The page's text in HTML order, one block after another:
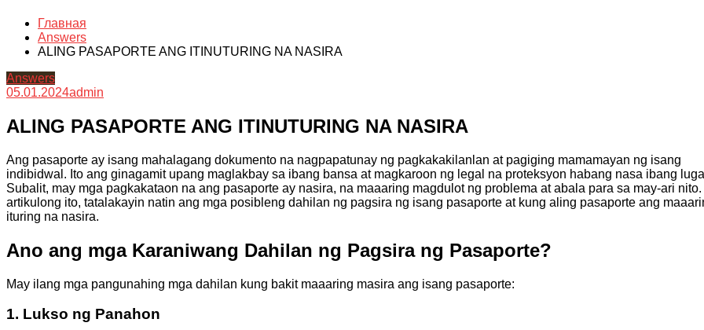
Главная
Answers
ALING PASAPORTE ANG ITINUTURING NA NASIRA
Answers
05.01.2024admin
ALING PASAPORTE ANG ITINUTURING NA NASIRA
Ang pasaporte ay isang mahalagang dokumento na nagpapatunay ng pagkakakilanlan at pagiging mamamayan ng isang
indibidwal. Ito ang ginagamit upang maglakbay sa ibang bansa at magkaroon ng legal na proteksyon habang nasa ibang
Subalit, may mga pagkakataon na ang pasaporte ay nasira, na maaaring magdulot ng problema at abala para sa may-ari nito.
artikulong ito, tatalakayin natin ang mga posibleng dahilan ng pagsira ng isang pasaporte at kung aling pasaporte ang
ituring na nasira.
Ano ang mga Karaniwang Dahilan ng Pagsira ng Pasaporte?
May ilang mga pangunahing mga dahilan kung bakit maaaring masira ang isang pasaporte:
1. Lukso ng Panahon